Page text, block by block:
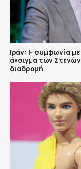
Ιράν: Η συμφωνία
άνοιγμα των
διαδρομή